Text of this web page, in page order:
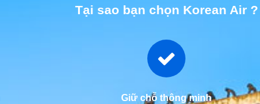
Tại sao bạn chọn Korean Air ?
Giữ chỗ thông minh